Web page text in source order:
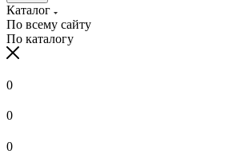
Каталог
По всему сайту
По каталогу
0
0
0